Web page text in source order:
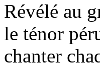
Révélé au
le ténor
chanter